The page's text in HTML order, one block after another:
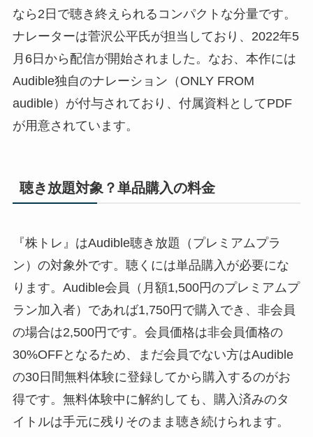
なら2日で聴き終えられるコンパクトな分量です。
ナレーターは菅沢公平氏が担当しており、2022年5
月6日から配信が開始されました。なお、本作には
Audible独自のナレーション（ONLY FROM
audible）が付与されており、付属資料としてPDF
が用意されています。
聴き放題対象？単品購入の料金
『株トレ』はAudible聴き放題（プレミアムプラ
ン）の対象外です。聴くには単品購入が必要にな
ります。Audible会員（月額1,500円のプレミアムプ
ラン加入者）であれば1,750円で購入でき、非会員
の場合は2,500円です。会員価格は非会員価格の
30%OFFとなるため、まだ会員でない方はAudible
の30日間無料体験に登録してから購入するのがお
得です。無料体験中に解約しても、購入済みのタ
イトルは手元に残りそのまま聴き続けられます。